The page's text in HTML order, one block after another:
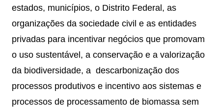
estados, municípios, o Distrito Federal, as
organizações da sociedade civil e as entidades
privadas para incentivar negócios que promovam
o uso sustentável, a conservação e a valorização
da biodiversidade, a descarbonização dos
processos produtivos e incentivo aos sistemas e
processos de processamento de biomassa sem